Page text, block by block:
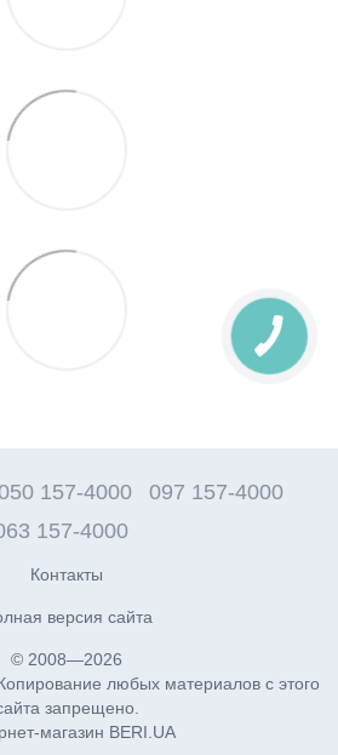
157-4000
097 157-4000
157-4000
Контакты
версия сайта
© 2008—2026
любых материалов с этого
запрещено.
магазин BERI.UA